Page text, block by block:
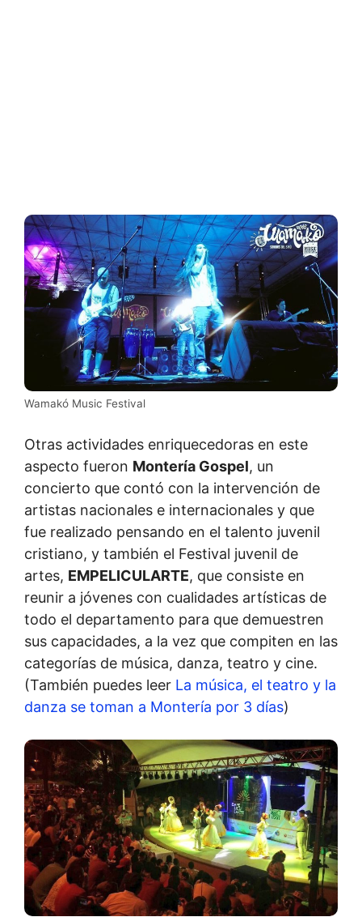
Wamakó Music Festival
Otras actividades enriquecedoras en este
aspecto fueron Montería Gospel, un
concierto que contó con la intervención de
artistas nacionales e internacionales y que
fue realizado pensando en el talento juvenil
cristiano, y también el Festival juvenil de
artes, EMPELICULARTE, que consiste en
reunir a jóvenes con cualidades artísticas de
todo el departamento para que demuestren
sus capacidades, a la vez que compiten en las
categorías de música, danza, teatro y cine.
(También puedes leer La música, el teatro y la
danza se toman a Montería por 3 días)